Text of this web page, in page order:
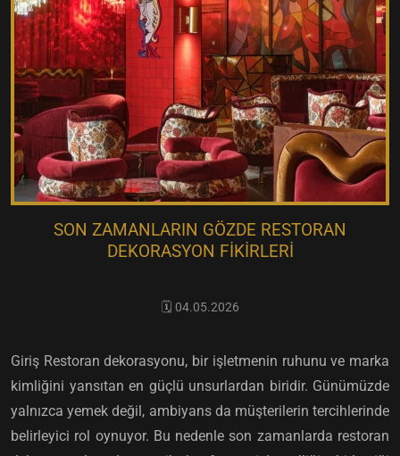
SON ZAMANLARIN GÖZDE RESTORAN
DEKORASYON FIKIRLERI
🗓️ 04.05.2026
Giriş Restoran dekorasyonu, bir işletmenin ruhunu ve marka
kimliğini yansıtan en güçlü unsurlardan biridir. Günümüzde
yalnızca yemek değil, ambiyans da müşterilerin tercihlerinde
belirleyici rol oynuyor. Bu nedenle son zamanlarda restoran